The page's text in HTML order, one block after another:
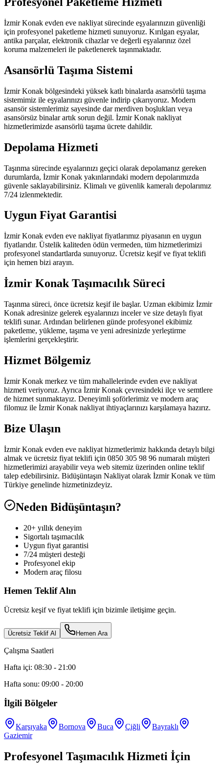
İzmir Konak evden eve nakliyat sürecinde eşyalarınızın güvenliği
için profesyonel paketleme hizmeti sunuyoruz. Kırılgan eşyalar,
antika parçalar, elektronik cihazlar ve değerli eşyalarınız özel
koruma malzemeleri ile paketlenerek taşınmaktadır.
Asansörlü Taşıma Sistemi
İzmir Konak bölgesindeki yüksek katlı binalarda asansörlü taşıma
sistemimiz ile eşyalarınızı güvenle indirip çıkarıyoruz. Modern
asansör sistemlerimiz sayesinde dar merdiven boşlukları veya
asansörsüz binalar artık sorun değil. İzmir Konak nakliyat
hizmetlerimizde asansörlü taşıma ücrete dahildir.
Depolama Hizmeti
Taşınma sürecinde eşyalarınızı geçici olarak depolamanız gereken
durumlarda, İzmir Konak yakınlarındaki modern depolarımızda
güvenle saklayabilirsiniz. Klimalı ve güvenlik kameralı depolarımız
7/24 izlenmektedir.
Uygun Fiyat Garantisi
İzmir Konak evden eve nakliyat fiyatlarımız piyasanın en uygun
fiyatlarıdır. Üstelik kaliteden ödün vermeden, tüm hizmetlerimizi
profesyonel standartlarda sunuyoruz. Ücretsiz keşif ve fiyat teklifi
için hemen bizi arayın.
İzmir Konak Taşımacılık Süreci
Taşınma süreci, önce ücretsiz keşif ile başlar. Uzman ekibimiz İzmir
Konak adresinize gelerek eşyalarınızı inceler ve size detaylı fiyat
teklifi sunar. Ardından belirlenen günde profesyonel ekibimiz
paketleme, yükleme, taşıma ve yeni adresinizde yerleştirme
işlemlerini gerçekleştirir.
Hizmet Bölgemiz
İzmir Konak merkez ve tüm mahallelerinde evden eve nakliyat
hizmeti veriyoruz. Ayrıca İzmir Konak çevresindeki ilçe ve semtlere
de hizmet sunmaktayız. Deneyimli şoförlerimiz ve modern araç
filomuz ile İzmir Konak nakliyat ihtiyaçlarınızı karşılamaya hazırız.
Bize Ulaşın
İzmir Konak evden eve nakliyat hizmetlerimiz hakkında detaylı bilgi
almak ve ücretsiz fiyat teklifi için 0850 305 98 96 numaralı müşteri
hizmetlerimizi arayabilir veya web sitemiz üzerinden online teklif
talep edebilirsiniz. Bidüşüntaşın Nakliyat olarak İzmir Konak ve tüm
Türkiye genelinde hizmetinizdeyiz.
Neden Bidüşüntaşın?
20+ yıllık deneyim
Sigortalı taşımacılık
Uygun fiyat garantisi
7/24 müşteri desteği
Profesyonel ekip
Modern araç filosu
Hemen Teklif Alın
Ücretsiz keşif ve fiyat teklifi için bizimle iletişime geçin.
Ücretsiz Teklif Al Hemen Ara
Çalışma Saatleri
Hafta içi: 08:30 - 21:00
Hafta sonu: 09:00 - 20:00
İlgili Bölgeler
Karşıyaka Bornova Buca Çiğli
Bayraklı
Gaziemir
Profesyonel Taşımacılık Hizmeti İçin